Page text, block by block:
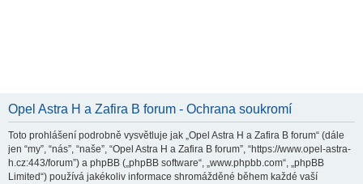
Opel Astra H a Zafira B forum - Ochrana soukromí
Toto prohlášení podrobně vysvětluje jak „Opel Astra H a Zafira B forum“ (dále
jen “my”, “nás”, “naše”, “Opel Astra H a Zafira B forum”, “https://www.opel-astra-
h.cz:443/forum”) a phpBB („phpBB software“, „www.phpbb.com“, „phpBB
Limited“) používá jakékoliv informace shromážděné během každé vaší